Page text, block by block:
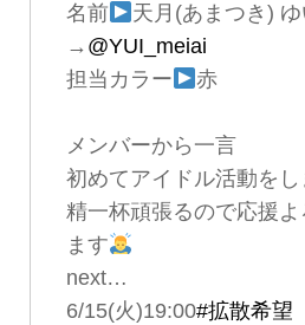
名前
天月(あまつき) ゆ
→ @YUI_meiai
担当カラー
赤
メンバーから一言
初めてアイドル活動をし
精一杯頑張るので応援
ます
next…
6/15(火)19:00#拡散希望